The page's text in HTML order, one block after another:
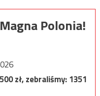
Polonia!
zł, zebraliśmy:1351